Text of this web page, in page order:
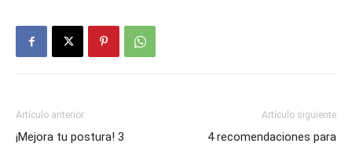
Artículo anterior
¡Mejora tu postura! 3
Artículo siguiente
4 recomendaciones para